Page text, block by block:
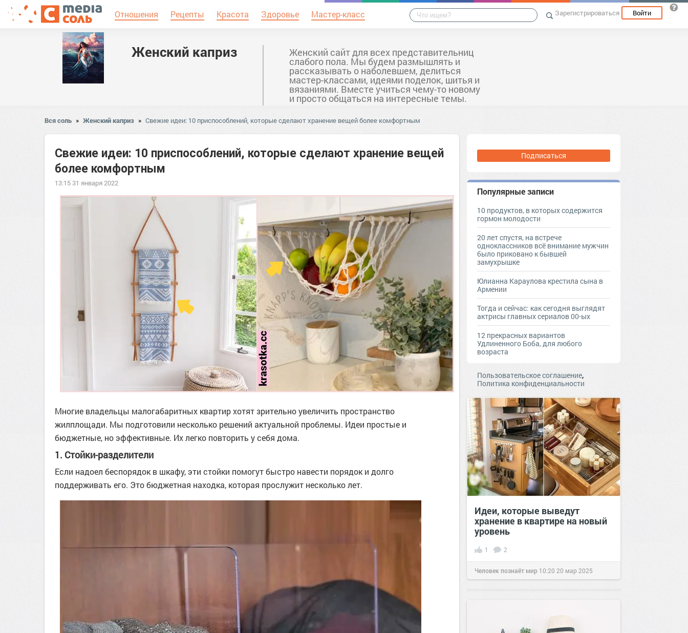
Отношения Рецепты Красота Здоровье Мастер-класс Зарегистрироваться Войти
Женский каприз Женский сайт для всех представительниц
слабого пола. Мы будем размышлять и
рассказывать о наболевшем, делиться
мастер-классами, идеями поделок, шитья и
вязаниями. Вместе учиться чему-то новому
и просто общаться на интересные темы.
Вся соль » Женский каприз » Свежие идеи: 10 приспособлений, которые сделают хранение вещей более комфортным
Свежие идеи: 10 приспособлений, которые сделают хранение вещей
более комфортным
13:15 31 января 2022
Многие владельцы малогабаритных квартир хотят зрительно увеличить пространство
жилплощади. Мы подготовили несколько решений актуальной проблемы. Идеи простые и
бюджетные, но эффективные. Их легко повторить у себя дома.
1. Стойки-разделители
Если надоел беспорядок в шкафу, эти стойки помогут быстро навести порядок и долго
поддерживать его. Это бюджетная находка, которая прослужит несколько лет.
Подписаться
Популярные записи
10 продуктов, в которых содержится
гормон молодости
20 лет спустя, на встрече
одноклассников всё внимание мужчин
было приковано к бывшей
замухрышке
Юлианна Караулова крестила сына в
Армении
Тогда и сейчас: как сегодня выглядят
актрисы главных сериалов 00-ых
12 прекрасных вариантов
Удлиненного Боба, для любого
возраста
Пользовательское соглашение,
Политика конфиденциальности
Идеи, которые выведут
хранение в квартире на новый
уровень
1 2
Человек познаёт мир 10:20 20 мар 2025